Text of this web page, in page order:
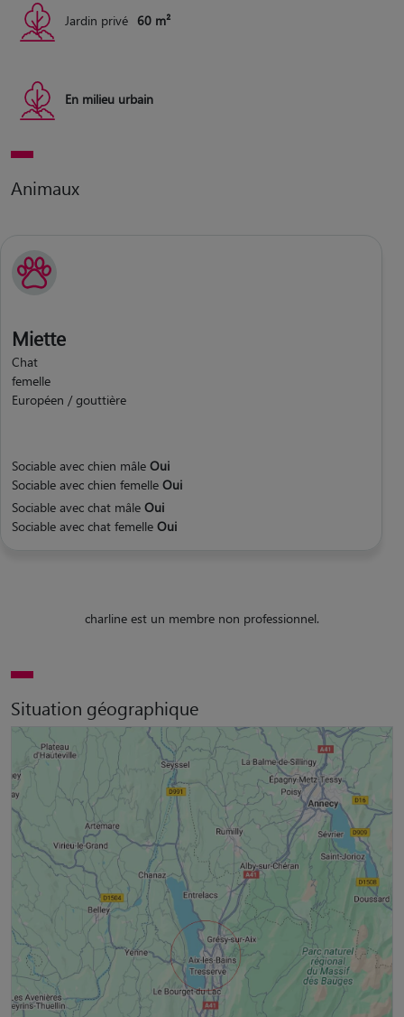
Jardin privé 60 m²
En milieu urbain
Animaux
Miette
Chat
femelle
Européen / gouttière
Sociable avec chien mâle Oui
Sociable avec chien femelle Oui
Sociable avec chat mâle Oui
Sociable avec chat femelle Oui
charline est un membre non professionnel.
Situation géographique